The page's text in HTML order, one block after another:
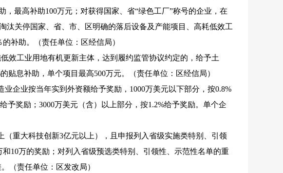
，最高补助100万元；对获得国家、省“绿色工厂”称号的企业，在
汰关停国家、省、市、区明确的落后设备及产能项目、高耗低效工
补助。（责任单位：区经信局）
效工业用地有机更新主体，达到履约监管协议约定的，给予土
贴息补助，单个项目最高500万元。（责任单位：区经信局）
企业按当年实到外资额给予奖励，1000万美元以下部分，按0.8%
予奖励；3000万美元（含）以上部分，按1.2%给予奖励。单个企
重大科技创新3亿元以上），且申报列入省级实施类特别、引领
10万的奖励；对列入省级预选类特别、引领性、示范性名单的重
（责任单位：区发改局）